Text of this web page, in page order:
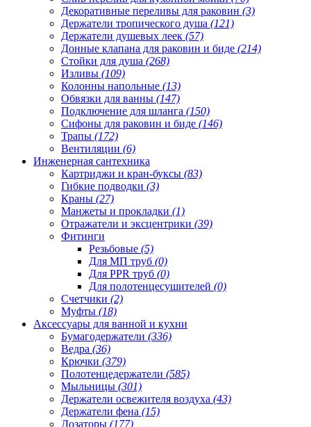
Декоративные переливы для раковин (3)
Держатели тропического душа (121)
Держатели душевых леек (57)
Донные клапана для раковин и биде (214)
Стойки для душа (268)
Изливы (109)
Колонны напольные (13)
Обвязки для ванны (147)
Подключение для шланга (150)
Сифоны для раковин и биде (146)
Трапы (172)
Вентиляции (6)
Инженерная сантехника
Картриджи и кран-буксы (83)
Гибкие подводки (3)
Краны (27)
Манжеты и прокладки (1)
Отражатели и эксцентрики (39)
Фитинги
Резьбовые (5)
Для МП труб (0)
Для PPR труб (0)
Для полотенцесушителей (0)
Счетчики (2)
Муфты (18)
Аксессуары для ванной и кухни
Бумагодержатели (336)
Ведра (36)
Крючки (379)
Полотенцедержатели (585)
Мыльницы (301)
Держатели освежителя воздуха (43)
Держатели фена (15)
Дозаторы (177)